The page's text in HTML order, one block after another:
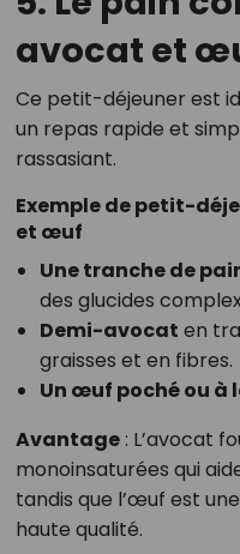
avocat et
Ce petit-déjeuner est
un repas rapide et
rassasiant.
Exemple de petit-
et œuf
Une tranche de
des glucides
Demi-avocat en
graisses et en fibres.
Un œuf poché ou à
Avantage: L’avocat
monoinsaturées qui
tandis que l’œuf est
haute qualité.